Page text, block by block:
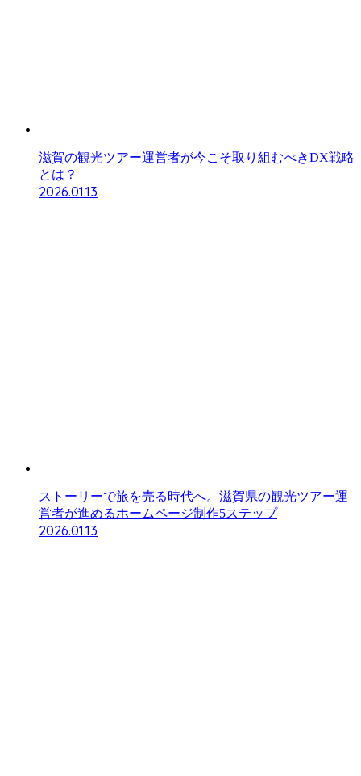
滋賀の観光ツアー運営者が今こそ取り組むべきDX戦略
とは？
2026.01.13
ストーリーで旅を売る時代へ。滋賀県の観光ツアー運
営者が進めるホームページ制作5ステップ
2026.01.13